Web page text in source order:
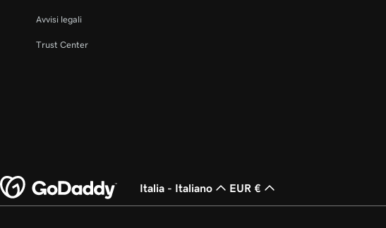
Avvisi legali
Trust Center
Italia - Italiano EUR €